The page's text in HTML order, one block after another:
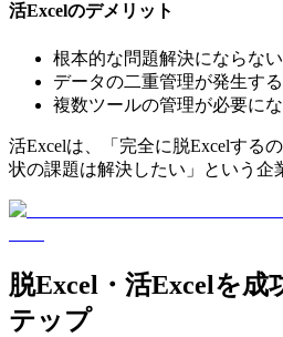
活Excelのデメリット
根本的な問題解決にならな
データの二重管理が発生す
複数ツールの管理が必要に
活Excelは、「完全に脱Excelする
状の課題は解決したい」という企
脱Excel・活Excelを成
テップ